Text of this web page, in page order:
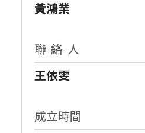
黃鴻業
聯 絡 人
王依雯
成立時間